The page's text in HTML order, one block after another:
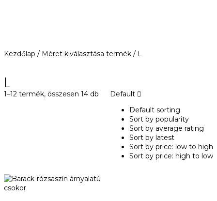
Kezdőlap / Méret kiválasztása termék / L
L
1–12 termék, összesen 14 db
Default
Default sorting
Sort by popularity
Sort by average rating
Sort by latest
Sort by price: low to high
Sort by price: high to low